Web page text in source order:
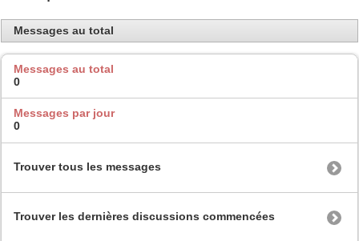
Messages au total
Messages au total
0
Messages par jour
0
Trouver tous les messages
Trouver les dernières discussions commencées